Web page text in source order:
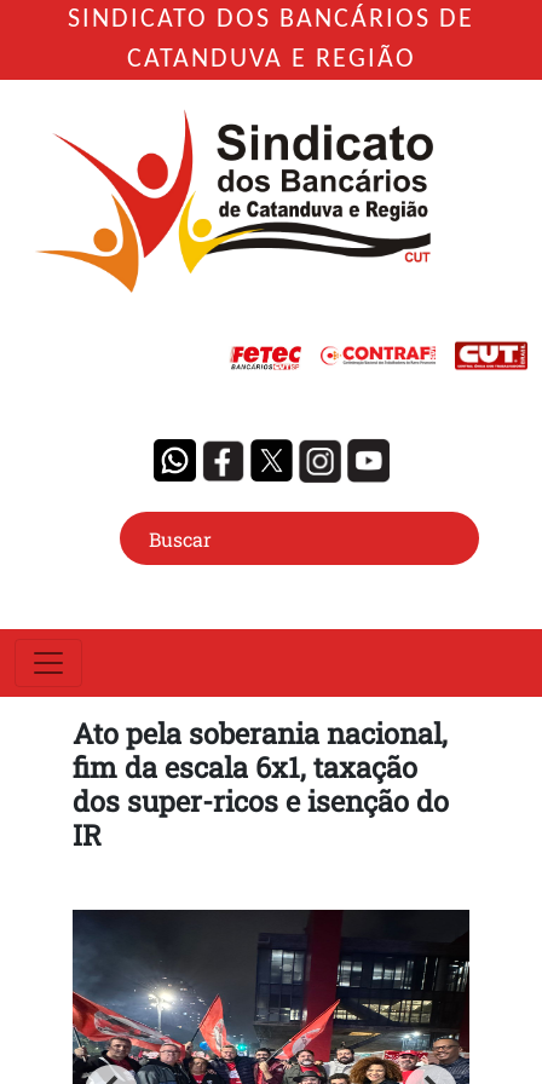
SINDICATO DOS BANCÁRIOS DE
CATANDUVA E REGIÃO
Ato pela soberania nacional,
fim da escala 6x1, taxação
dos super-ricos e isenção do
IR